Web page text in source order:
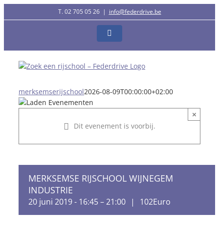
naar
T. 02 705 05 26 | info@federdrive.be
Facebook
merksemserijschool2026-08-09T00:00:00+02:00
Dit evenement is voorbij.
×
MERKSEMSE RIJSCHOOL WIJNEGEM
INDUSTRIE
20 juni 2019 - 16:45–21:00 | 102Euro